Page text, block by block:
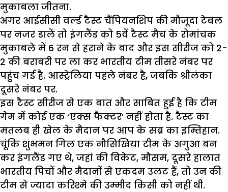
मुकाबला जीतना.
अगर आईसीसी वर्ल्ड टैस्ट चैंपियनशिप की मौजूदा टेबल
पर नजर डालें तो इंगलैंड को 5वें टैस्ट मैच के रोमांचक
मुकाबले में 6 रन से हराने के बाद और इस सीरीज को 2-
2 की बराबरी पर ला कर भारतीय टीम तीसरे नंबर पर
पहुंच गई है. आस्ट्रेलिया पहले नंबर है, जबकि श्रीलंका
दूसरे नंबर पर.
इस टैस्ट सीरीज से एक बात और साबित हुई है कि टीम
गेम में कोई एक ‘एक्स फैक्टर’ नहीं होता है. टैस्ट का
मतलब ही खेल के मैदान पर आप के सब्र का इम्तिहान.
चूंकि शुभमन गिल एक नौसिखिया टीम के अगुआ बन
कर इंगलैंड गए थे, जहां की विकेट, मौसम, दूसरे हालात
भारतीय पिचों और मैदानों से एकदम उलट हैं, तो उन की
टीम से ज्यादा करिश्मे की उम्मीद किसी को नहीं थी.